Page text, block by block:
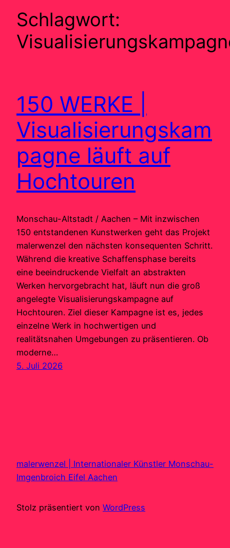
Schlagwort:
150 WERKE |
Visualisierungskam
pagne läuft auf
Hochtouren
Monschau-Altstadt / Aachen – Mit inzwischen
150 entstandenen Kunstwerken geht das Projekt
malerwenzel den nächsten konsequenten Schritt.
Während die kreative Schaffensphase bereits
eine beeindruckende Vielfalt an abstrakten
Werken hervorgebracht hat, läuft nun die groß
angelegte Visualisierungskampagne auf
Hochtouren. Ziel dieser Kampagne ist es, jedes
einzelne Werk in hochwertigen und
realitätsnahen Umgebungen zu präsentieren. Ob
moderne…
5. Juli 2026
malerwenzel | Internationaler Künstler Monschau-
Imgenbroich Eifel Aachen
Stolz präsentiert von WordPress